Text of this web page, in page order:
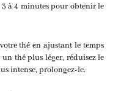
à 4 minutes pour obtenir le
thé en ajustant le temps
thé plus léger, réduisez le
intense, prolongez-le.